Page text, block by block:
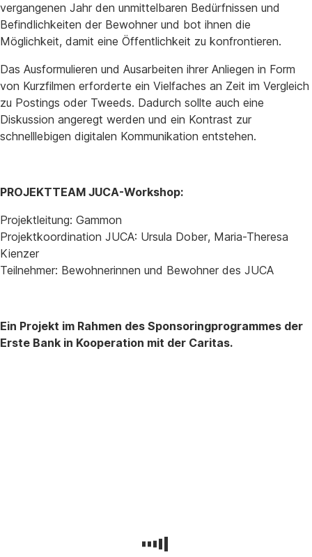
vergangenen Jahr den unmittelbaren Bedürfnissen und
Befindlichkeiten der Bewohner und bot ihnen die
Möglichkeit, damit eine Öffentlichkeit zu konfrontieren.
Das Ausformulieren und Ausarbeiten ihrer Anliegen in Form
von Kurzfilmen erforderte ein Vielfaches an Zeit im Vergleich
zu Postings oder Tweeds. Dadurch sollte auch eine
Diskussion angeregt werden und ein Kontrast zur
schnelllebigen digitalen Kommunikation entstehen.
PROJEKTTEAM JUCA-Workshop:
Projektleitung: Gammon
Projektkoordination JUCA: Ursula Dober, Maria-Theresa
Kienzer
Teilnehmer: Bewohnerinnen und Bewohner des JUCA
Ein Projekt im Rahmen des Sponsoringprogrammes der
Erste Bank in Kooperation mit der Caritas.